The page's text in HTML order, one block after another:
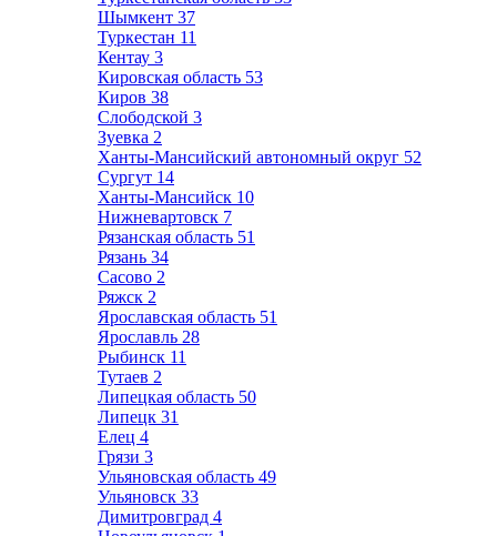
Шымкент 37
Туркестан 11
Кентау 3
Кировская область 53
Киров 38
Слободской 3
Зуевка 2
Ханты-Мансийский автономный округ 52
Сургут 14
Ханты-Мансийск 10
Нижневартовск 7
Рязанская область 51
Рязань 34
Сасово 2
Ряжск 2
Ярославская область 51
Ярославль 28
Рыбинск 11
Тутаев 2
Липецкая область 50
Липецк 31
Елец 4
Грязи 3
Ульяновская область 49
Ульяновск 33
Димитровград 4